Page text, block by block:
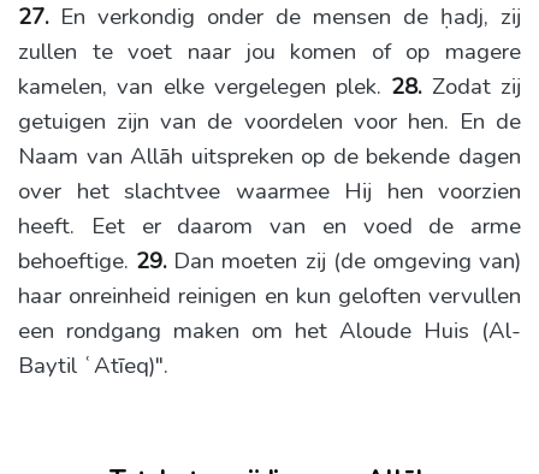
27. En verkondig onder de mensen de ḥadj, zij
zullen te voet naar jou komen of op magere
kamelen, van elke vergelegen plek. 28. Zodat zij
getuigen zijn van de voordelen voor hen. En de
Naam van Allāh uitspreken op de bekende dagen
over het slachtvee waarmee Hij hen voorzien
heeft. Eet er daarom van en voed de arme
behoeftige. 29. Dan moeten zij (de omgeving van)
haar onreinheid reinigen en kun geloften vervullen
een rondgang maken om het Aloude Huis (Al-
Baytil ʿAtīeq)".